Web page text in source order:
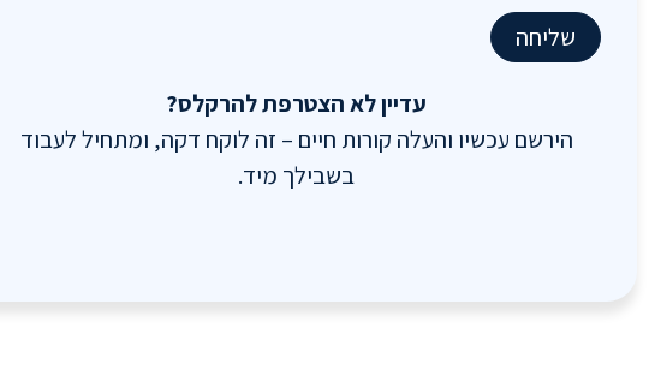
שליחה
עדיין לא הצטרפת להרקלס?
הירשם עכשיו והעלה קורות חיים – זה לוקח דקה, ומתחיל לעבוד
בשבילך מיד.